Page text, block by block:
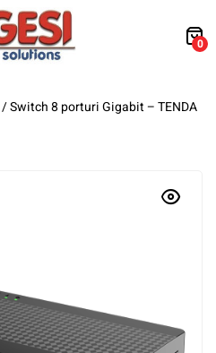
0
/ Switch 8 porturi Gigabit – TENDA